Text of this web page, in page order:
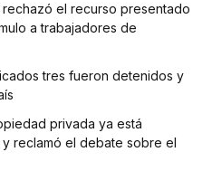
el recurso presentado
a trabajadores de
tres fueron detenidos y
privada ya está
reclamó el debate sobre el